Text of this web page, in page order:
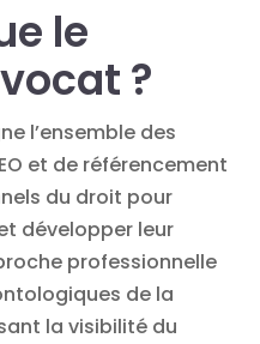
le
?
l’ensemble des
et de référencement
du droit pour
développer leur
professionnelle
de la
la visibilité du